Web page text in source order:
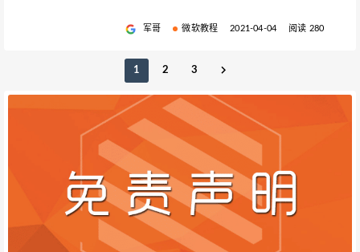
军哥 微软教程 2021-04-04 阅读 280
1 2 3